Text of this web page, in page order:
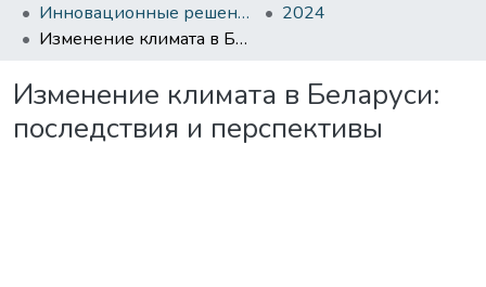
Инновационные решения в технологиях и механизации сельскохозяйственного производства
2024
Изменение климата в Беларуси: последствия и перспективы
Изменение климата в Беларуси:
последствия и перспективы